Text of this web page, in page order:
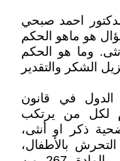
احمد صبحي
هو ماهو الحكم
وما هو الحكم
الشكر والتقدير
‏في قانون
لكل من يرتكب
ذكر او أنثى،
بالأطفال،